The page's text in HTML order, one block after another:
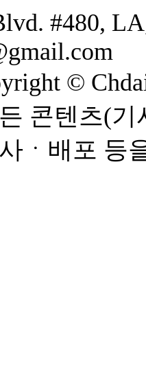
#480,
©
콘텐츠(
ㆍ배포 등